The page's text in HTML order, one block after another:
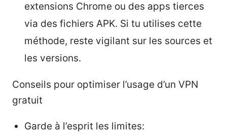
extensions Chrome ou des apps tierces
via des fichiers APK. Si tu utilises cette
méthode, reste vigilant sur les sources et
les versions.
Conseils pour optimiser l’usage d’un VPN
gratuit
Garde à l’esprit les limites: